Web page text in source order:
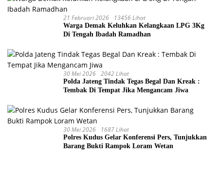
21 Februari 2026 13456 Lihat
Warga Demak Keluhkan Kelangkaan LPG 3Kg
Di Tengah Ibadah Ramadhan
30 Mei 2026 2042 Lihat
Polda Jateng Tindak Tegas Begal Dan Kreak :
Tembak Di Tempat Jika Mengancam Jiwa
30 Mei 2026 1687 Lihat
Polres Kudus Gelar Konferensi Pers, Tunjukkan
Barang Bukti Rampok Loram Wetan